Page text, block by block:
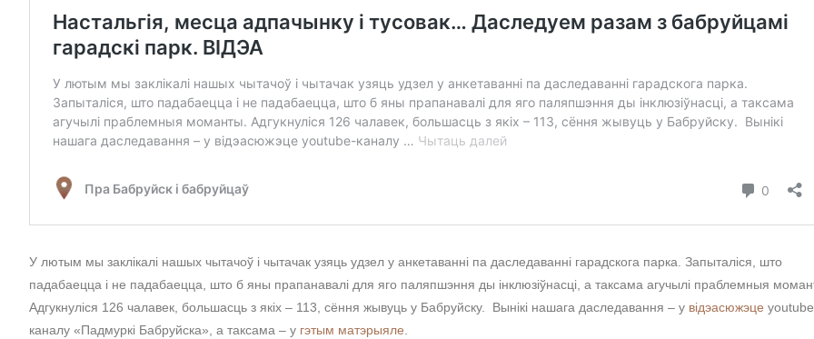
У лютым мы заклікалі нашых чытачоў і чытачак узяць удзел у анкетаванні па даследаванні гарадскога парка. Запыталіся, што
падабаецца і не падабаецца, што б яны прапанавалі для яго паляпшэння ды інклюзіўнасці, а таксама агучылі праблемныя
Адгукнуліся 126 чалавек, большасць з якіх – 113, сёння жывуць у Бабруйску. Вынікі нашага даследавання – у відэасюжэце
каналу «Падмуркі Бабруйска», а таксама – у гэтым матэрыяле